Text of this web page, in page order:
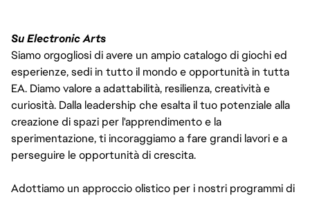
Su Electronic Arts
Siamo orgogliosi di avere un ampio catalogo di giochi ed
esperienze, sedi in tutto il mondo e opportunità in tutta
EA. Diamo valore a adattabilità, resilienza, creatività e
curiosità. Dalla leadership che esalta il tuo potenziale alla
creazione di spazi per l'apprendimento e la
sperimentazione, ti incoraggiamo a fare grandi lavori e a
perseguire le opportunità di crescita.
Adottiamo un approccio olistico per i nostri programmi di